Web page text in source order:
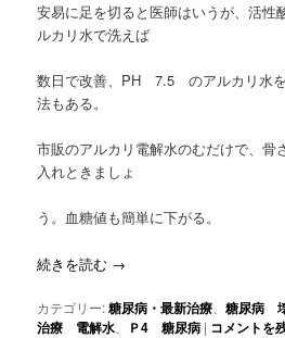
安易に足を切ると医師はいうが、活性
ルカリ水で洗えば
数日で改善、PH 7.5 のアルカリ水
法もある。
市販のアルカリ電解水のむだけで、骨
入れときましょ
う。血糖値も簡単に下がる。
続きを読む →
カテゴリー:糖尿病・最新治療 、糖尿病
治療 電解水
Ｐ4 糖尿病 | コメントを